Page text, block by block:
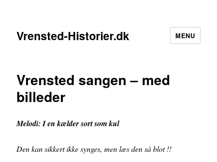
Vrensted-Historier.dk MENU
Vrensted sangen – med
billeder
Melodi: I en kælder sort som kul
Den kan sikkert ikke synges, men læs den så blot !!